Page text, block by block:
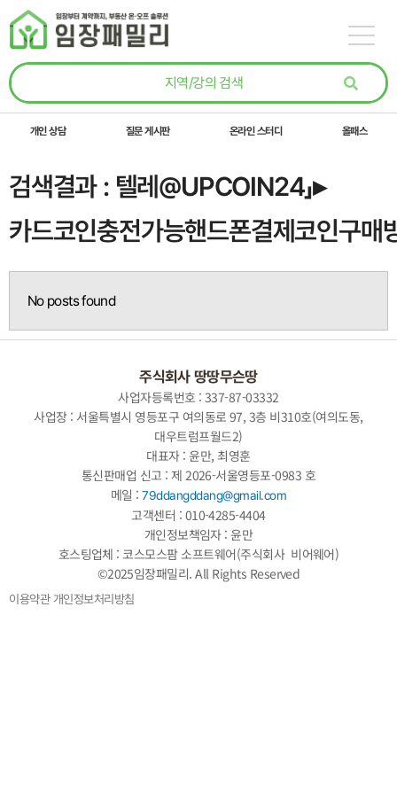
콘텐츠로
건너뛰기
개인 상담 질문 게시판 온라인 스터디 올패스
검색결과 : 텔레@UPCOIN24」▸
카드코인충전가능핸드폰결제코인구매
No posts found
주식회사 땅땅무슨땅
사업자등록번호 : 337-87-03332
사업장 : 서울특별시 영등포구 여의동로 97, 3층 비310호(여의도동,
대우트럼프월드2)
대표자 : 윤만, 최영훈
통신판매업 신고 : 제 2026-서울영등포-0983 호
메일 :79ddangddang@gmail.com
고객센터 : 010-4285-4404
개인정보책임자 : 윤만
호스팅업체 : 코스모스팜 소프트웨어(주식회사 비어웨어)
©2025임장패밀리. All Rights Reserved
이용약관개인정보처리방침